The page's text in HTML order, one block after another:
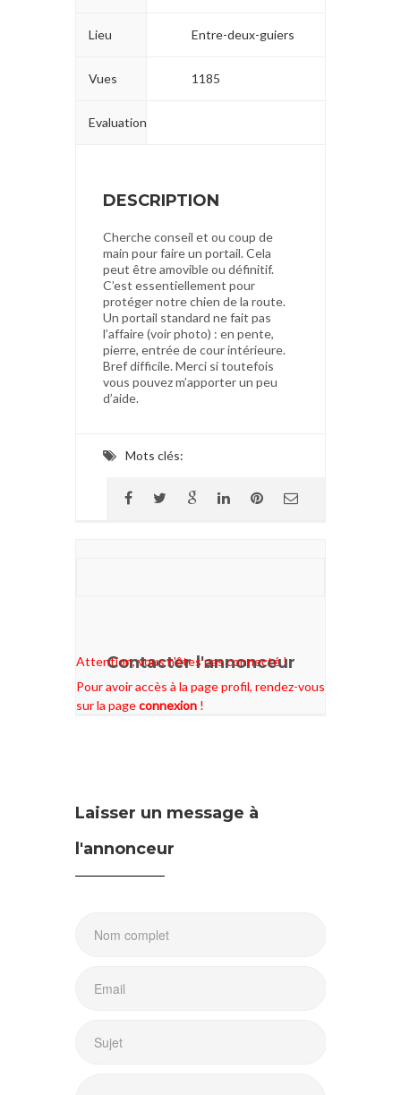
Lieu Entre-deux-guiers
Vues 1185
Evaluation
DESCRIPTION
Cherche conseil et ou coup de
main pour faire un portail. Cela
peut être amovible ou définitif.
C’est essentiellement pour
protéger notre chien de la route.
Un portail standard ne fait pas
l’affaire (voir photo) : en pente,
pierre, entrée de cour intérieure.
Bref difficile. Merci si toutefois
vous pouvez m’apporter un peu
d’aide.
Mots clés:
Contacter l'annonceur
Attention, vous n'êtes pas connecté !
Pour avoir accès à la page profil, rendez-vous
sur la pageconnexion !
Laisser un message à
l'annonceur